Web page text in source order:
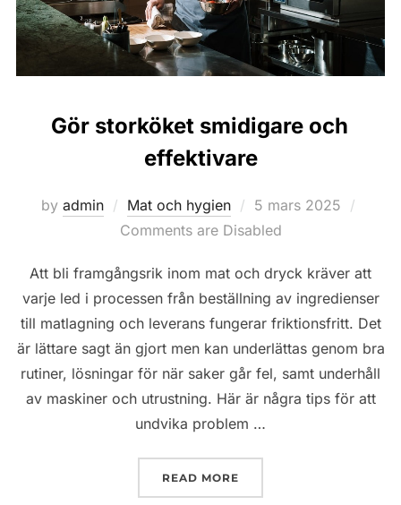
Gör storköket smidigare och
effektivare
by admin Mat och hygien
Posted
on
5 mars 2025
Comments are Disabled
Att bli framgångsrik inom mat och dryck kräver att
varje led i processen från beställning av ingredienser
till matlagning och leverans fungerar friktionsfritt. Det
är lättare sagt än gjort men kan underlättas genom bra
rutiner, lösningar för när saker går fel, samt underhåll
av maskiner och utrustning. Här är några tips för att
undvika problem …
READ MORE